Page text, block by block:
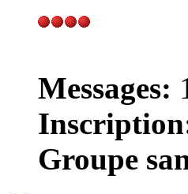
Messages:
Groupe